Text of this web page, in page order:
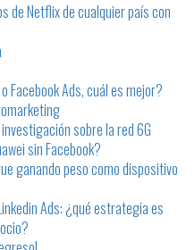
de Netflix de cualquier país con
Facebook Ads, cuál es mejor?
sobre la red 6G
sin Facebook?
ganando peso como dispositivo
Ads: ¿qué estrategia es